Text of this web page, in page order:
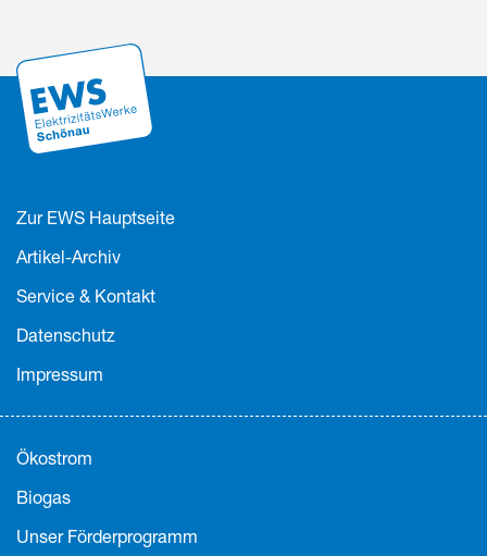
Zur EWS Hauptseite
Artikel-Archiv
Service & Kontakt
Datenschutz
Impressum
Ökostrom
Biogas
Unser Förderprogramm